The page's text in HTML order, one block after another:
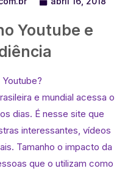
Youtube e
e mundial acessa o
dias. É nesse site que
interessantes, vídeos
Tamanho o impacto da
que o utilizam como